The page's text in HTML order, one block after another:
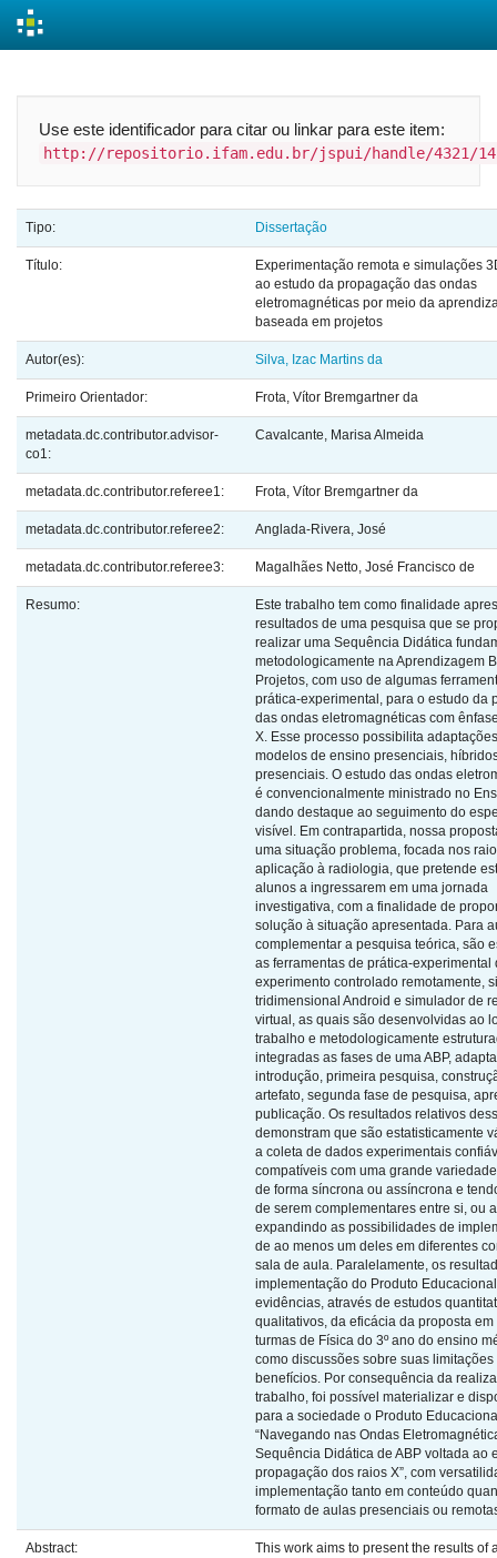
Use este identificador para citar ou linkar para este item:
http://repositorio.ifam.edu.br/jspui/handle/4321/
Tipo: Dissertação
Título:
Experimentação remota e simulações
ao estudo da propagação das ondas
eletromagnéticas por meio da
baseada em projetos
Autor(es): Silva, Izac Martins da
Primeiro Orientador: Frota, Vítor Bremgartner da
metadata.dc.contributor.advisor-
co1:
Cavalcante, Marisa Almeida
metadata.dc.contributor.referee1: Frota, Vítor Bremgartner da
metadata.dc.contributor.referee2: Anglada-Rivera, José
metadata.dc.contributor.referee3: Magalhães Netto, José Francisco de
Resumo:
Este trabalho tem como finalidade
resultados de uma pesquisa que se
realizar uma Sequência Didática
metodologicamente na Aprendizagem
Projetos, com uso de algumas
prática-experimental, para o estudo da
das ondas eletromagnéticas com
X. Esse processo possibilita
modelos de ensino presenciais,
presenciais. O estudo das ondas
é convencionalmente ministrado no
dando destaque ao seguimento do
visível. Em contrapartida, nossa
uma situação problema, focada nos
aplicação à radiologia, que pretende
alunos a ingressarem em uma jornada
investigativa, com a finalidade de
solução à situação apresentada. Para
complementar a pesquisa teórica, são
as ferramentas de prática-experimental
experimento controlado remotamente,
tridimensional Android e simulador de
virtual, as quais são desenvolvidas ao
trabalho e metodologicamente
integradas as fases de uma ABP,
introdução, primeira pesquisa,
artefato, segunda fase de pesquisa,
publicação. Os resultados relativos
demonstram que são estatisticamente
a coleta de dados experimentais
compatíveis com uma grande
de forma síncrona ou assíncrona e
de serem complementares entre si, ou
expandindo as possibilidades de
de ao menos um deles em diferentes
sala de aula. Paralelamente, os
implementação do Produto
evidências, através de estudos
qualitativos, da eficácia da proposta em
turmas de Física do 3º ano do ensino
como discussões sobre suas limitações
benefícios. Por consequência da
trabalho, foi possível materializar e
para a sociedade o Produto
“Navegando nas Ondas
Sequência Didática de ABP voltada ao
propagação dos raios X”, com
implementação tanto em conteúdo
formato de aulas presenciais ou
Abstract:
This work aims to present the results of